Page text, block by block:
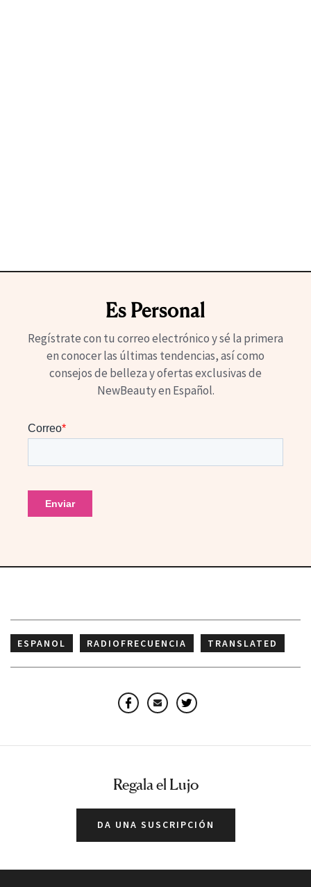
Es Personal
Regístrate con tu correo electrónico y sé la primera
en conocer las últimas tendencias, así como
consejos de belleza y ofertas exclusivas de
NewBeauty en Español.
ESPANOL RADIOFRECUENCIA TRANSLATED
Facebook
EmailTwitter
Regala el Lujo
DA UNA SUSCRIPCIÓN